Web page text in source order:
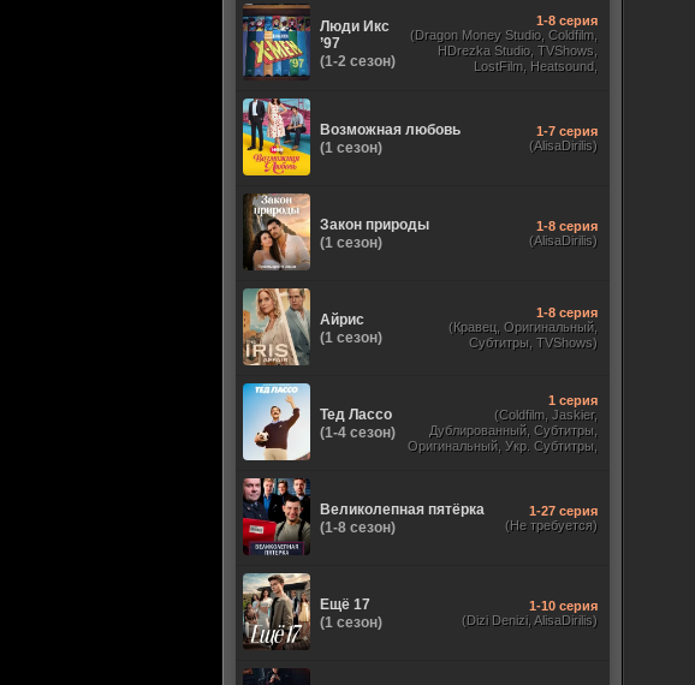
Люди Икс
’97
(1-2 сезон)
1-8 серия
(Dragon Money Studio, Coldfilm,
HDrezka Studio, TVShows,
LostFilm, Heatsound,
Возможная любовь
(1 сезон)
1-7 серия
(AlisaDirilis)
Закон природы
(1 сезон)
1-8 серия
(AlisaDirilis)
Айрис
(1 сезон)
1-8 серия
(Кравец, Оригинальный,
Субтитры, TVShows)
Тед Лассо
(1-4 сезон)
1 серия
(Coldfilm, Jaskier,
Дублированный, Субтитры,
Оригинальный, Укр. Субтитры,
Великолепная пятёрка
(1-8 сезон)
1-27 серия
(Не требуется)
Ещё 17
(1 сезон)
1-10 серия
(Dizi Denizi, AlisaDirilis)